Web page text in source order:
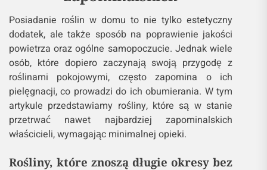
Posiadanie roślin w domu to nie tylko estetyczny
dodatek, ale także sposób na poprawienie jakości
powietrza oraz ogólne samopoczucie. Jednak wiele
osób, które dopiero zaczynają swoją przygodę z
roślinami pokojowymi, często zapomina o ich
pielęgnacji, co prowadzi do ich obumierania. W tym
artykule przedstawiamy rośliny, które są w stanie
przetrwać nawet najbardziej zapominalskich
właścicieli, wymagając minimalnej opieki.
Rośliny, które znoszą długie okresy bez